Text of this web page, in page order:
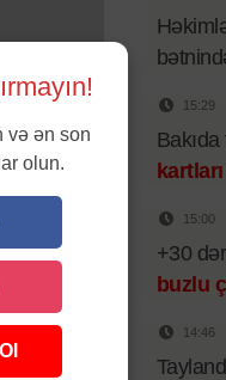
15:29
kartları
15:00
+30
buzlu
14:46
və ən son
olun.